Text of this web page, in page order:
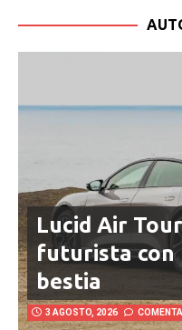
Lucid Air
futurista con
bestia
3 AGOSTO, 2026